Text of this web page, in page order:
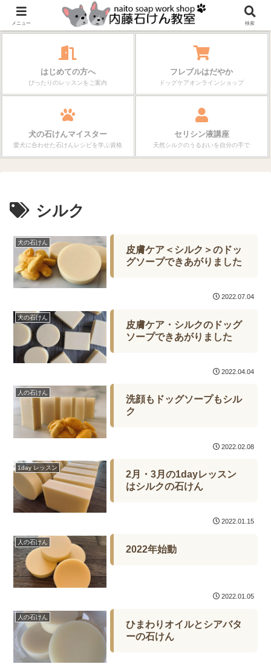
作る楽しさが、毎日の暮らしを変えていく。
はじめての方へ
ぴったりのレッスンをご案内
フレブルはだやか
ドッグケアオンラインショップ
犬の石けんマイスター
愛犬に合わせた石けんレシピを学ぶ資格
セリシン液講座
天然シルクのうるおいを自分の手で
シルク
犬の石けん
皮膚ケア＜シルク＞のドッ
グソープできあがりました
2022.07.04
犬の石けん
皮膚ケア・シルクのドッグ
ソープできあがりました
2022.04.04
人の石けん
洗顔もドッグソープもシル
ク
2022.02.08
1day レッスン
2月・3月の1dayレッスン
はシルクの石けん
2022.01.15
人の石けん
2022年始動
2022.01.05
人の石けん
ひまわりオイルとシアバタ
ーの石けん
メニュー 検索